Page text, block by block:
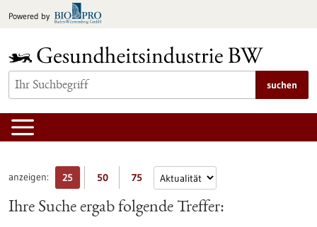
Inhalt
Powered by
suchen
anzeigen: 25 50 75
Ihre Suche ergab folgende Treffer: